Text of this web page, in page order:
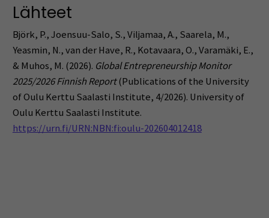
Lähteet
Björk, P., Joensuu-Salo, S., Viljamaa, A., Saarela, M.,
Yeasmin, N., van der Have, R., Kotavaara, O., Varamäki, E.,
& Muhos, M. (2026). Global Entrepreneurship Monitor
2025/2026 Finnish Report(Publications of the University
of Oulu Kerttu Saalasti Institute, 4/2026). University of
Oulu Kerttu Saalasti Institute.
https://urn.fi/URN:NBN:fi:oulu-202604012418